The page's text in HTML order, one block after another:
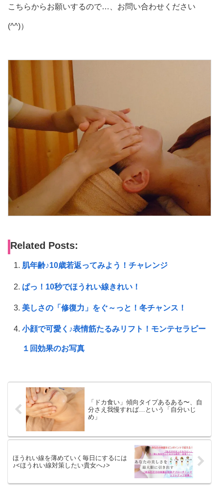
こちらからお願いするので…、お問い合わせください
(^^)）
Related Posts:
肌年齢♪10歳若返ってみよう！チャレンジ
ぱっ！10秒でほうれい線きれい！
美しさの「修復力」をぐ～っと！冬チャンス！
小顔で可愛く♪表情筋たるみリフト！モンテセラピー
１回効果のお写真
「ドカ食い」傾向タイプあるある〜、自
分さえ我慢すれば…という「自分いじ
め」
ほうれい線を薄めていく毎日にするには
♪<ほうれい線対策したい貴女へ♪>